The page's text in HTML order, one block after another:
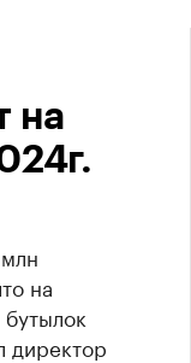
на
на
директор